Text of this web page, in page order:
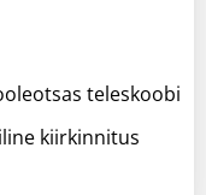
teleskoobi
kiirkinnitus